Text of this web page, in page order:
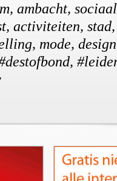
ambacht,
activiteiten,
mode,